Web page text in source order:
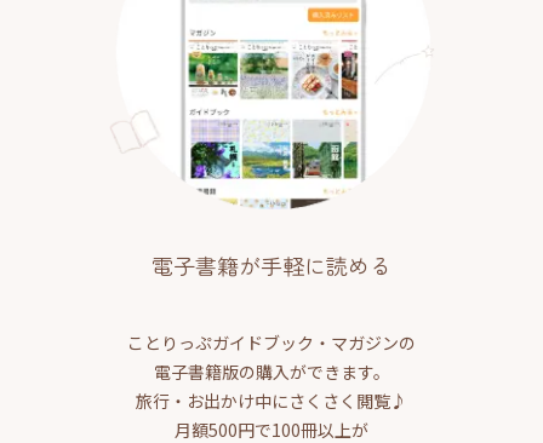
電子書籍が手軽に読める
ことりっぷガイドブック・マガジンの
電子書籍版の購入ができます。
旅行・お出かけ中にさくさく閲覧♪
月額500円で100冊以上が